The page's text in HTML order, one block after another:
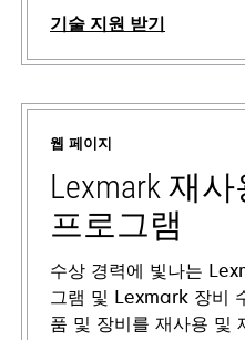
기술 지원 받기
새
탭
웹 페이지
Lexmark 재
프로그램
수상 경력에 빛나는
그램 및 Lexmark 장비
품 및 장비를 재사용 및